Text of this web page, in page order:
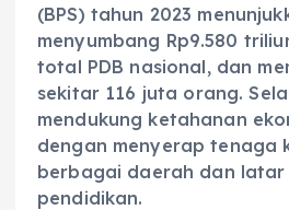
(BPS) tahun 2023
menyumbang Rp9.580
total PDB nasional, dan
sekitar 116 juta orang.
mendukung ketahanan
dengan menyerap tenaga
berbagai daerah dan latar
pendidikan.